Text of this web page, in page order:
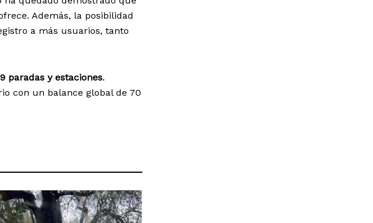
Además, la posibilidad
a más usuarios, tanto
paradas y estaciones.
con un balance global de 70